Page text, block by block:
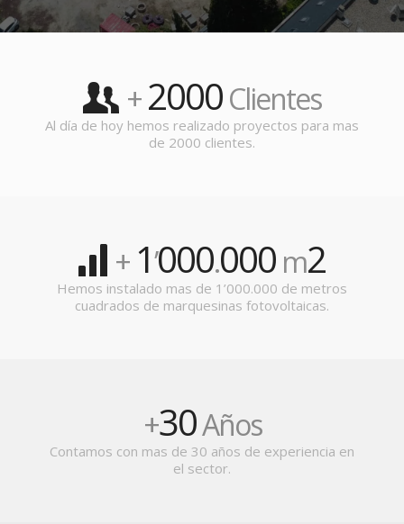
+2000Clientes
Al día de hoy hemos realizado proyectos para mas
de 2000 clientes.
+ 1’000.000 m2
Hemos instalado mas de 1’000.000 de metros
cuadrados de marquesinas fotovoltaicas.
+30Años
Contamos con mas de 30 años de experiencia en
el sector.